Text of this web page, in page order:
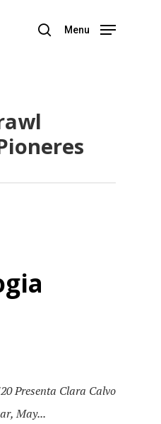
Menu
Presenta Clara Calvo
May...